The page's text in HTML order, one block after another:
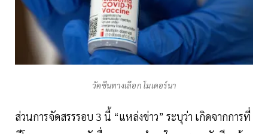
วัคซีนทางเลือก โมเดอร์นา
ส่วนการจัดสรรรอบ 3 นี้ “แหล่งข่าว” ระบุว่า เกิดจากการที่